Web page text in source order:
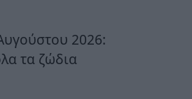
2026:
τα ζώδια